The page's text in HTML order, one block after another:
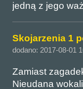
jedną z jego
Skojarzenia 1
dodano: 2017-08-01
Zamiast
Nieudana